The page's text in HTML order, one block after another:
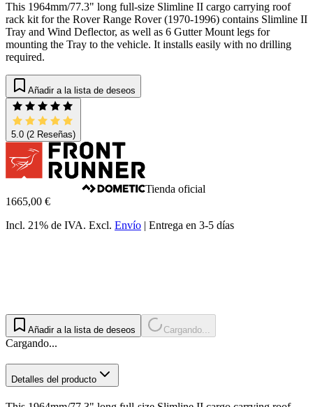
This 1964mm/77.3" long full-size Slimline II cargo carrying roof
rack kit for the Rover Range Rover (1970-1996) contains Slimline II
Tray and Wind Deflector, as well as 6 Gutter Mount legs for
mounting the Tray to the vehicle. It installs easily with no drilling
required.
Añadir a la lista de deseos
5.0 (2 Reseñas)
Tienda oficial
1665,00 €
Incl. 21% de IVA. Excl. Envío | Entrega en 3-5 días
Añadir a la lista de deseos Cargando...
Cargando...
Detalles del producto